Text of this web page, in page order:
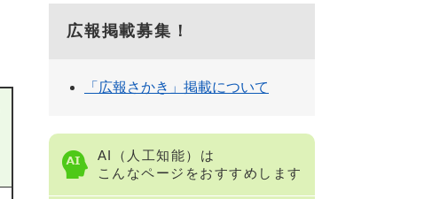
広報掲載募集！
「広報さかき」掲載について
AI（人工知能）は
こんなページをおすすめします